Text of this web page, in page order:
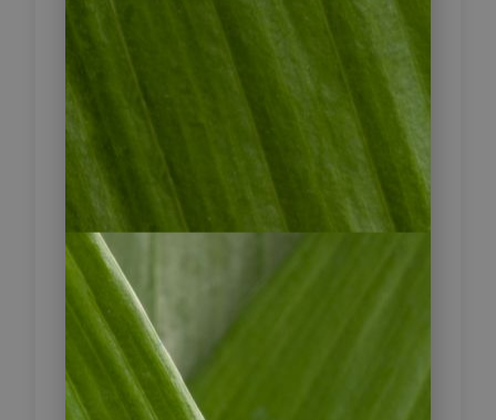
Den größten Teil des Tages werden
Sie heute damit verbringen, durch
die ausgedehnte Pampa von
Tamarugal Richtung Süden zu fahren,
bevor Sie nach Links Richtung
Atacama Wüste abbiegen. Später
erreichen Sie touristische Städtchen
San Pedro, das Tor zur Atacama
Wüste.
Fahrzeit: 550 km / 6 Std.
2 x Hotel La Casa de Don Tomas
(Standard)